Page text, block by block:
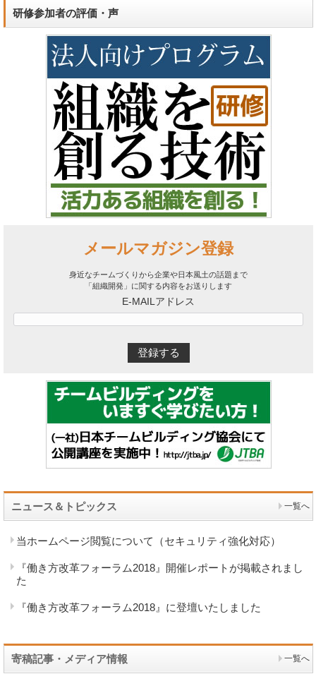
研修参加者の評価・声
メールマガジン登録
身近なチームづくりから企業や日本風土の話題まで
「組織開発」に関する内容をお送りします
E-MAILアドレス
ニュース＆トピックス 一覧へ
当ホームページ閲覧について（セキュリティ強化対応）
『働き方改革フォーラム2018』開催レポートが掲載されまし
た
『働き方改革フォーラム2018』に登壇いたしました
寄稿記事・メディア情報 一覧へ